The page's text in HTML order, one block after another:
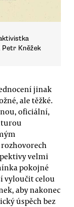
Petr Kněžek
jinak
ale těžké.
oficiální,
velmi
pokojné
vyloučit celou
aby nakonec
úspěch bez